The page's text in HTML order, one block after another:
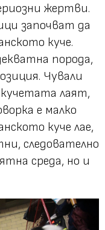
жертви.
започват да
куче.
порода,
Чували
лаят,
е малко
куче лае,
следователно
среда, но и